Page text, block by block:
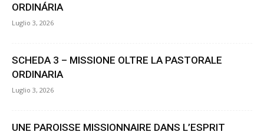
ORDINÁRIA
Luglio 3, 2026
SCHEDA 3 – MISSIONE OLTRE LA PASTORALE
ORDINARIA
Luglio 3, 2026
UNE PAROISSE MISSIONNAIRE DANS L’ESPRIT